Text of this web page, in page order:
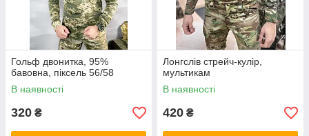
Гольф двонитка, 95%
бавовна, піксель 56/58
В наявності
320 ₴
Лонгслів стрейч-кулір,
мультикам
В наявності
420 ₴